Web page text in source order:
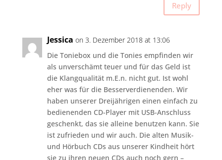
Reply
Jessica on 3. Dezember 2018 at 13:06
Die Toniebox und die Tonies empfinden wir
als unverschämt teuer und für das Geld ist
die Klangqualität m.E.n. nicht gut. Ist wohl
eher was für die Besserverdienenden. Wir
haben unserer Dreijährigen einen einfach zu
bedienenden CD-Player mit USB-Anschluss
geschenkt, das sie alleine benutzen kann. Sie
ist zufrieden und wir auch. Die alten Musik-
und Hörbuch CDs aus unserer Kindheit hört
sie zu ihren neuen CDs auch noch gern –